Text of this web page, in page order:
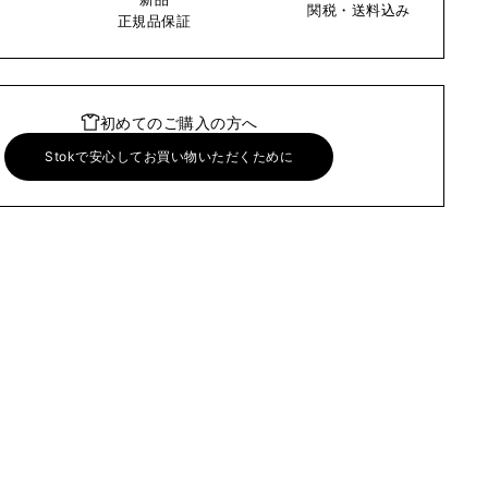
正規品保証
関税・送料込み
初めてのご購入の方へ
Stokで安心してお買い物いただくために